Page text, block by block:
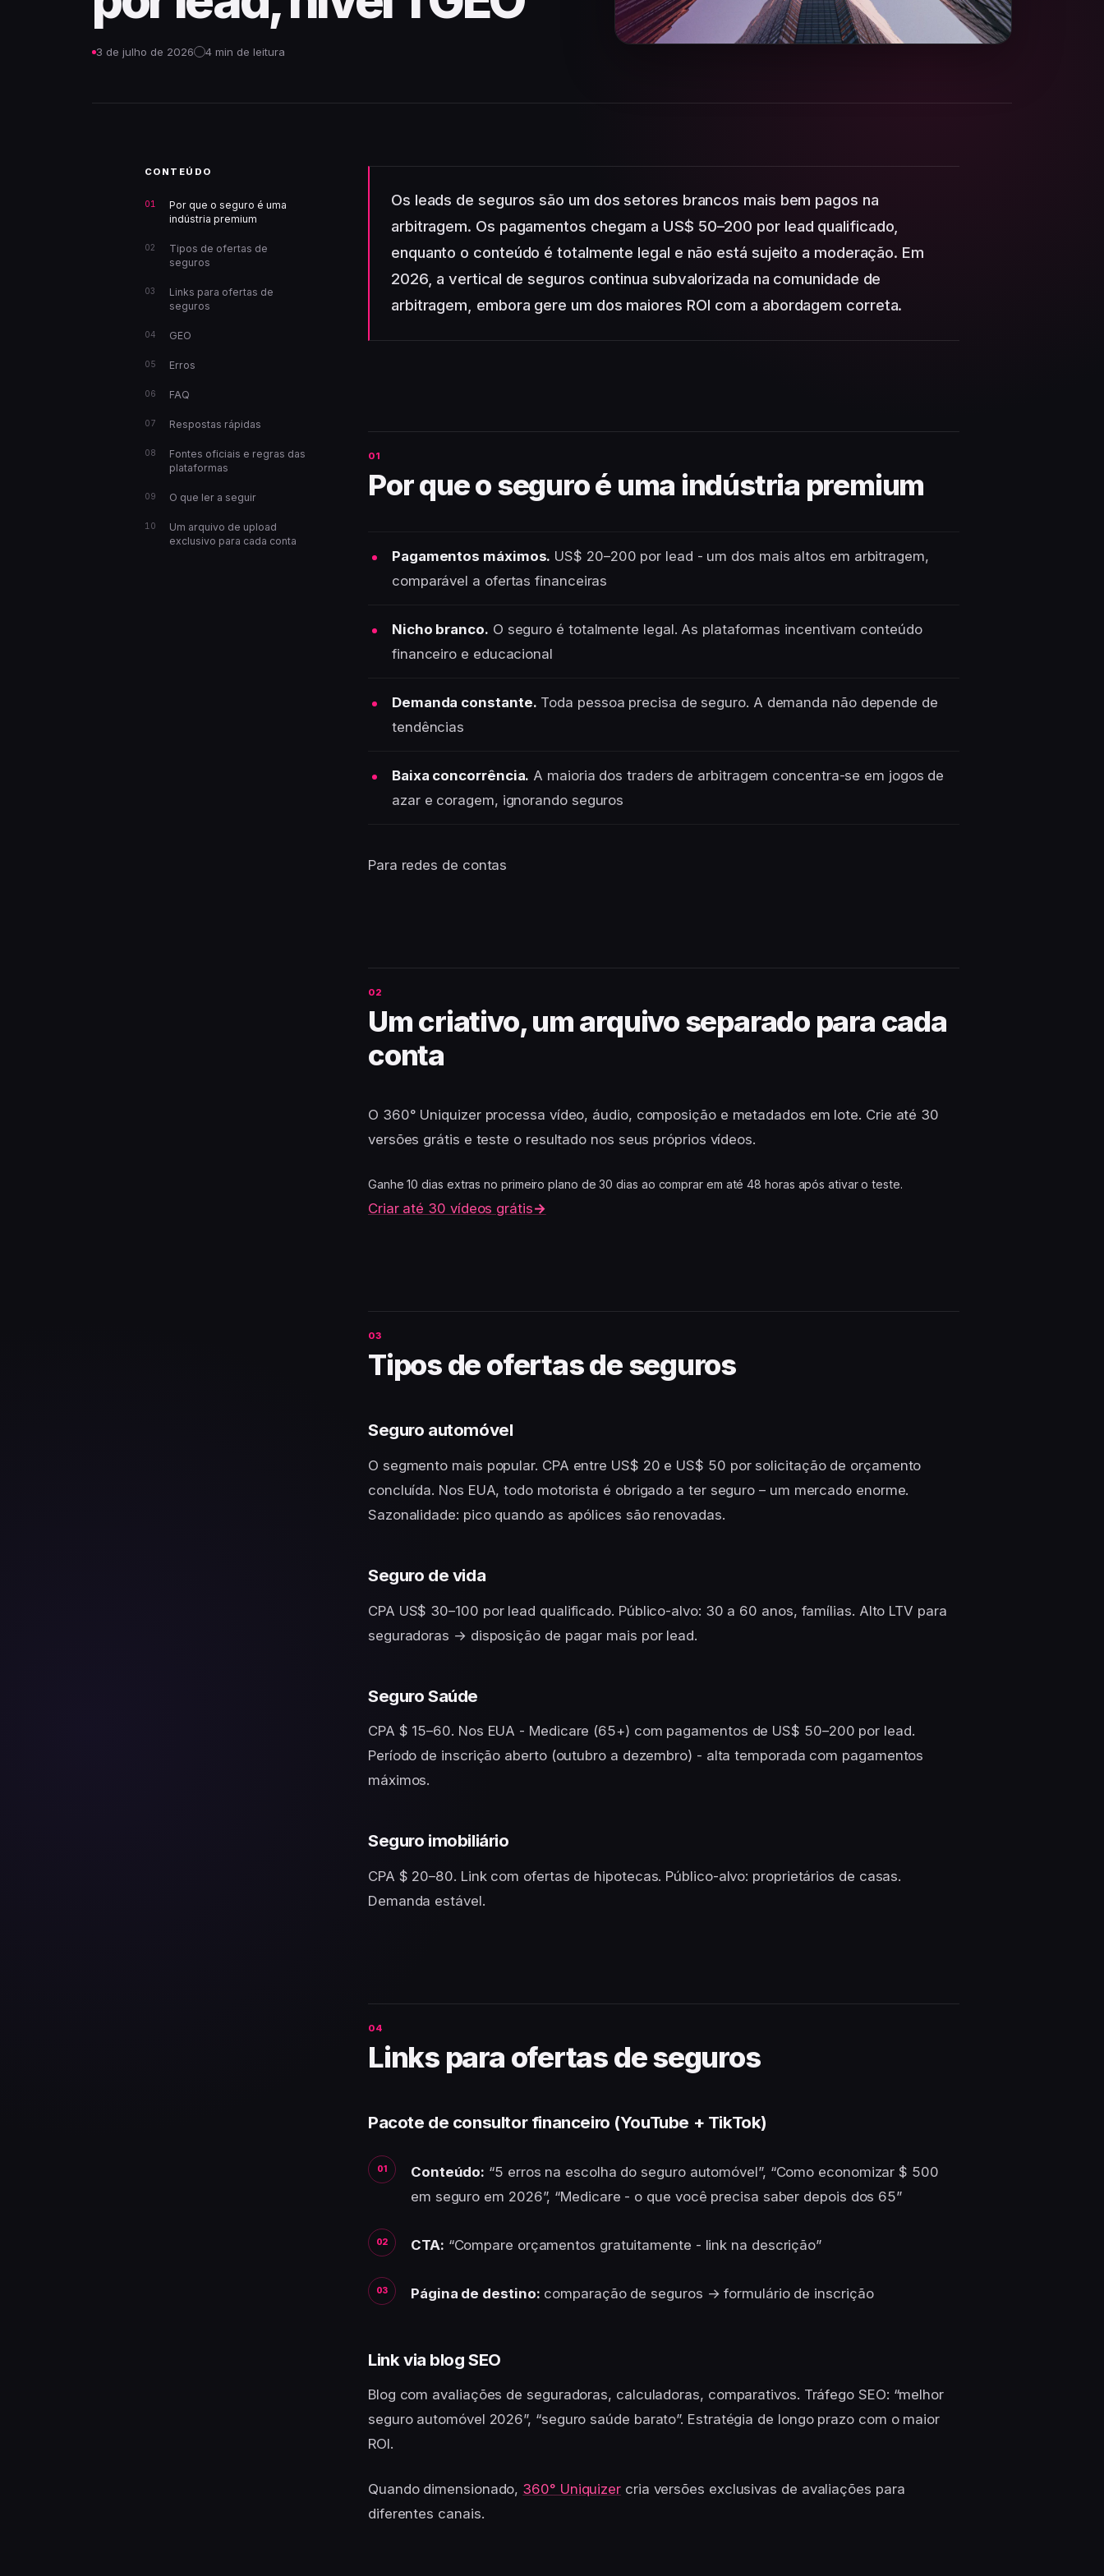
3 de julho de 2026 4 min de leitura
CONTEÚDO
Por que o seguro é uma
indústria premium
Tipos de ofertas de
seguros
Links para ofertas de
seguros
GEO
Erros
FAQ
Respostas rápidas
Fontes oficiais e regras das
plataformas
O que ler a seguir
Um arquivo de upload
exclusivo para cada conta
Os leads de seguros são um dos setores brancos mais bem pagos na
arbitragem. Os pagamentos chegam a US$ 50–200 por lead qualificado,
enquanto o conteúdo é totalmente legal e não está sujeito a moderação. Em
2026, a vertical de seguros continua subvalorizada na comunidade de
arbitragem, embora gere um dos maiores ROI com a abordagem correta.
Por que o seguro é uma indústria premium
Pagamentos máximos. US$ 20–200 por lead - um dos mais altos em arbitragem,
comparável a ofertas financeiras
Nicho branco. O seguro é totalmente legal. As plataformas incentivam conteúdo
financeiro e educacional
Demanda constante. Toda pessoa precisa de seguro. A demanda não depende de
tendências
Baixa concorrência. A maioria dos traders de arbitragem concentra-se em jogos de
azar e coragem, ignorando seguros
Para redes de contas
Um criativo, um arquivo separado para cada
conta
O 360° Uniquizer processa vídeo, áudio, composição e metadados em lote. Crie até 30
versões grátis e teste o resultado nos seus próprios vídeos.
Ganhe 10 dias extras no primeiro plano de 30 dias ao comprar em até 48 horas após ativar o teste.
Criar até 30 vídeos grátis→
Tipos de ofertas de seguros
Seguro automóvel
O segmento mais popular. CPA entre US$ 20 e US$ 50 por solicitação de orçamento
concluída. Nos EUA, todo motorista é obrigado a ter seguro – um mercado enorme.
Sazonalidade: pico quando as apólices são renovadas.
Seguro de vida
CPA US$ 30–100 por lead qualificado. Público-alvo: 30 a 60 anos, famílias. Alto LTV para
seguradoras → disposição de pagar mais por lead.
Seguro Saúde
CPA $ 15–60. Nos EUA - Medicare (65+) com pagamentos de US$ 50–200 por lead.
Período de inscrição aberto (outubro a dezembro) - alta temporada com pagamentos
máximos.
Seguro imobiliário
CPA $ 20–80. Link com ofertas de hipotecas. Público-alvo: proprietários de casas.
Demanda estável.
Links para ofertas de seguros
Pacote de consultor financeiro (YouTube + TikTok)
Conteúdo: “5 erros na escolha do seguro automóvel”, “Como economizar $ 500
em seguro em 2026”, “Medicare - o que você precisa saber depois dos 65”
CTA: “Compare orçamentos gratuitamente - link na descrição”
Página de destino: comparação de seguros → formulário de inscrição
Link via blog SEO
Blog com avaliações de seguradoras, calculadoras, comparativos. Tráfego SEO: “melhor
seguro automóvel 2026”, “seguro saúde barato”. Estratégia de longo prazo com o maior
ROI.
Quando dimensionado, 360° Uniquizer cria versões exclusivas de avaliações para
diferentes canais.